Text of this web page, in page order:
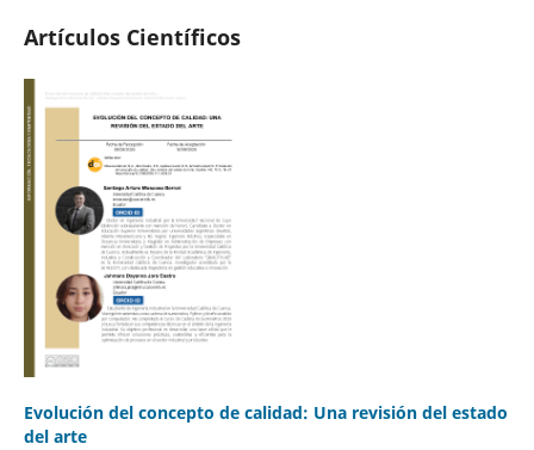
Artículos Científicos
Evolución del concepto de calidad: Una revisión del estado
del arte